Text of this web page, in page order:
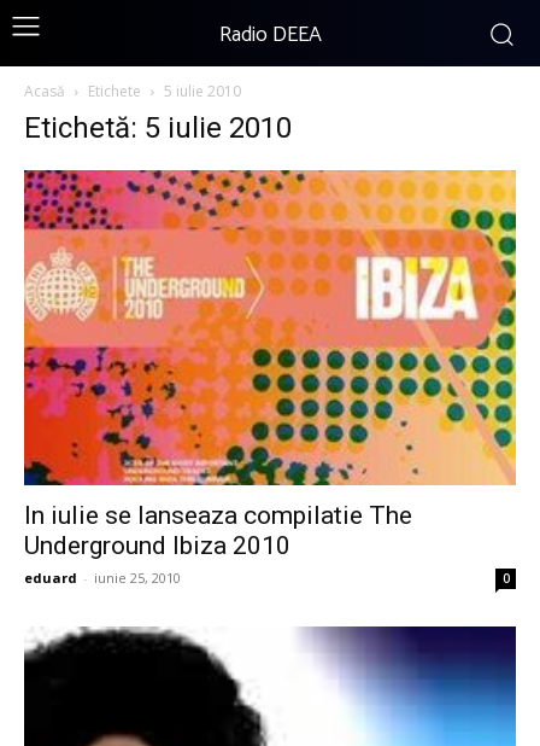
Radio DEEA
Acasă Etichete 5 iulie 2010
Etichetă: 5 iulie 2010
In iulie se lanseaza compilatie The
Underground Ibiza 2010
eduard - iunie 25, 2010 0